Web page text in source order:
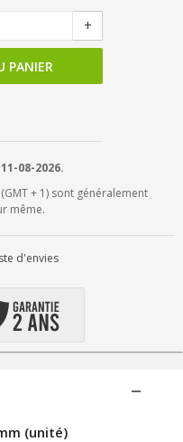
+
PANIER
11-08-2026.
+ 1) sont généralement
même.
d'envies
(unité)